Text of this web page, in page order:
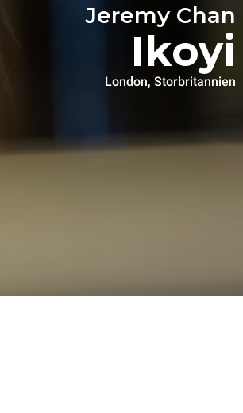
Jeremy Chan
Ikoyi
London, Storbritannien